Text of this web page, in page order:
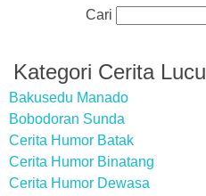
Cari
Kategori Cerita Lucu
Bakusedu Manado
Bobodoran Sunda
Cerita Humor Batak
Cerita Humor Binatang
Cerita Humor Dewasa